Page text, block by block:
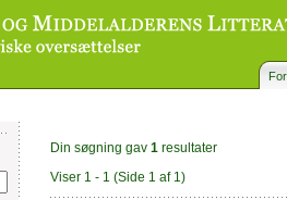
Din søgning gav 1 resultater
Viser 1 - 1 (Side 1 af 1)